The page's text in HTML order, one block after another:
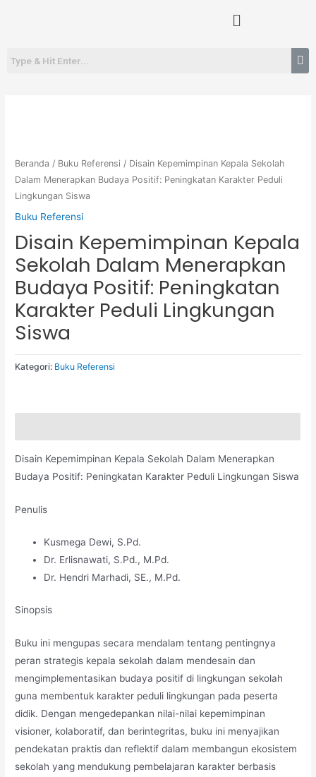
Menu
Beranda / Buku Referensi / Disain Kepemimpinan Kepala Sekolah
Dalam Menerapkan Budaya Positif: Peningkatan Karakter Peduli
Lingkungan Siswa
Buku Referensi
Disain Kepemimpinan Kepala
Sekolah Dalam Menerapkan
Budaya Positif: Peningkatan
Karakter Peduli Lingkungan
Siswa
Kategori: Buku Referensi
Disain Kepemimpinan Kepala Sekolah Dalam Menerapkan
Budaya Positif: Peningkatan Karakter Peduli Lingkungan Siswa
Penulis
Kusmega Dewi, S.Pd.
Dr. Erlisnawati, S.Pd., M.Pd.
Dr. Hendri Marhadi, SE., M.Pd.
Sinopsis
Buku ini mengupas secara mendalam tentang pentingnya
peran strategis kepala sekolah dalam mendesain dan
mengimplementasikan budaya positif di lingkungan sekolah
guna membentuk karakter peduli lingkungan pada peserta
didik. Dengan mengedepankan nilai-nilai kepemimpinan
visioner, kolaboratif, dan berintegritas, buku ini menyajikan
pendekatan praktis dan reflektif dalam membangun ekosistem
sekolah yang mendukung pembelajaran karakter berbasis